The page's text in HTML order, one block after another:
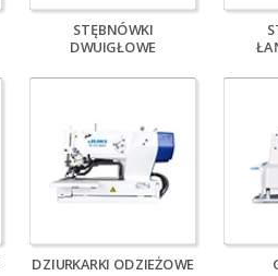
STĘBNÓWKI
DWUIGŁOWE
DZIURKARKI ODZIEŻOWE